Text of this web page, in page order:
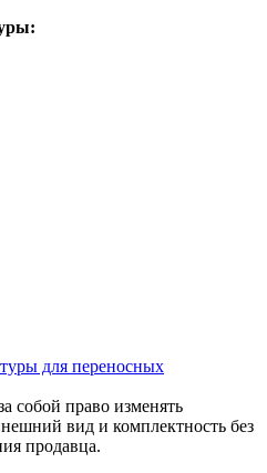
для переносных
собой право изменять
вид и комплектность без
продавца.